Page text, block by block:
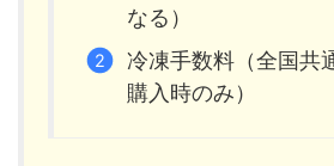
なる）
冷凍手数料（全国共
購入時のみ）